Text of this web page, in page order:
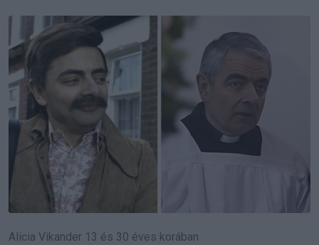
Alicia Vikander 13 és 30 éves korában